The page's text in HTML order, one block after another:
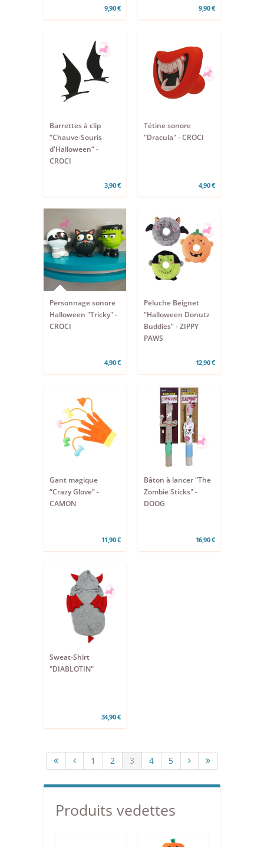
9,90 € 9,90 €
Barrettes à clip
“Chauve-Souris
d'Halloween” -
CROCI
3,90 €
Tétine sonore
"Dracula" - CROCI
4,90 €
Personnage sonore
Halloween "Tricky" -
CROCI
4,90 €
Peluche Beignet
"Halloween Donutz
Buddies” - ZIPPY
PAWS
12,90 €
Gant magique
“Crazy Glove” -
CAMON
11,90 €
Bâton à lancer "The
Zombie Sticks" -
DOOG
16,90 €
Sweat-Shirt
"DIABLOTIN"
34,90 €
1 2 3 4 5
Produits vedettes